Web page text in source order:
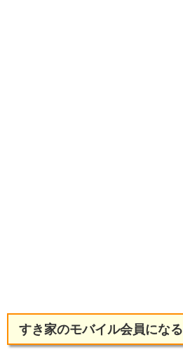
すき家のモバイル会員になる